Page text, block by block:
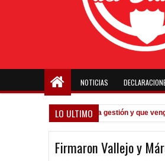
NOTICIAS
LO ULTIMO
"Prefiero dejar la gestión y que venga
Firmaron Vallejo y